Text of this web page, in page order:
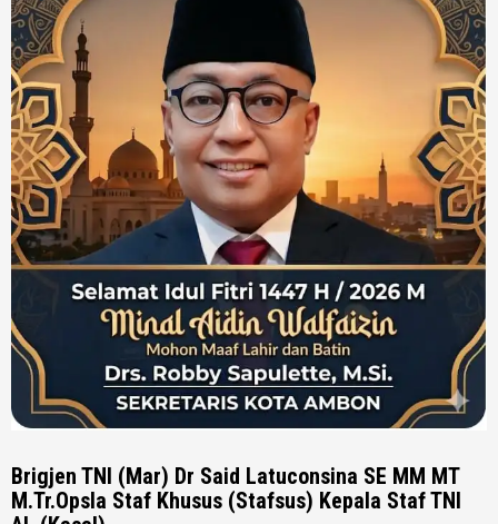
Brigjen TNI (Mar) Dr Said Latuconsina SE MM MT
M.Tr.Opsla Staf Khusus (Stafsus) Kepala Staf TNI